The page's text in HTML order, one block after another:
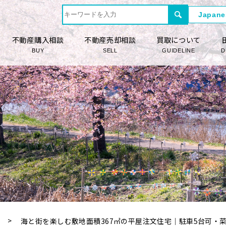
不動産購入相談
BUY
不動産売却相談
SELL
買取について
GUIDELINE
海と街を楽しむ敷地面積367㎡の平屋注文住宅｜駐車5台可・